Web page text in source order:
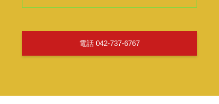
電話 042-737-6767